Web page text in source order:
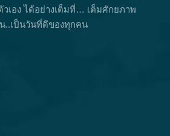
เอง ได้อย่างเต็มที่… เต็มศักยภาพ
น..เป็นวันที่ดีของทุกคน